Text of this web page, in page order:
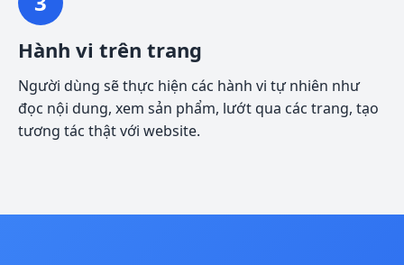
Hành vi trên trang
Người dùng sẽ thực hiện các hành vi tự nhiên như
đọc nội dung, xem sản phẩm, lướt qua các trang, tạo
tương tác thật với website.